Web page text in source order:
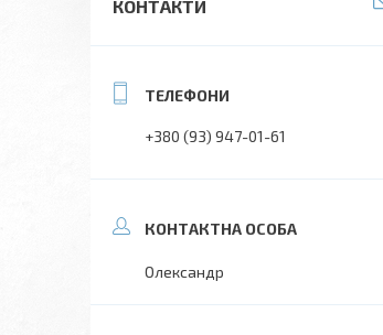
КОНТАКТИ
+380 (93) 947-01-61
Олександр